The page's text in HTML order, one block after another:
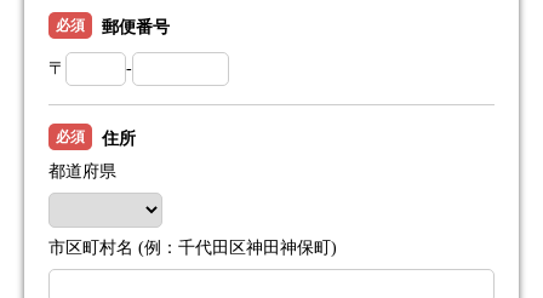
必須 郵便番号
〒 -
必須
住所
都道府県
市区町村名 (例：千代田区神田神保町)